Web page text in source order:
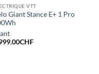
VTT
Giant Stance E+ 1 Pro
CHF